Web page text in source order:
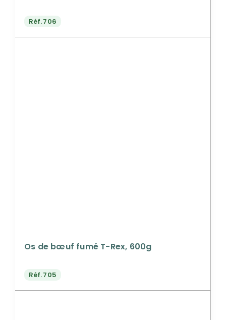
Réf.706
Os de bœuf fumé T-Rex, 600g
Réf.705